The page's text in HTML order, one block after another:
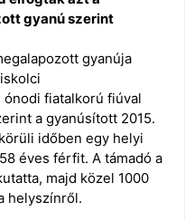
gyanú szerint
gyanúja
ónodi fiatalkorú fiúval
a gyanúsított 2015.
időben egy helyi
éves férfit. A támadó a
majd közel 1000
helyszínről.